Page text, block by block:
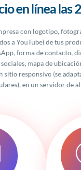
en línea las
con logotipo,
a YouTube) de tus
forma de contacto,
mapa de
sitio responsivo (se
en un servidor de